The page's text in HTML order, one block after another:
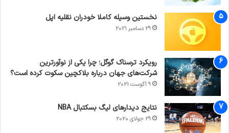
نخستین وسیله کاملا خودران نقلیه اپل
29 دسامبر 2021
رویکرد ترسناک گوگل؛ چرا یکی از نوآورترین
شرکت‌های جهان درباره بلاکچین سکوت کرده است؟
9 آگوست 2021
نتایج دیدار‌های لیگ بسکتبال NBA
29 جولای 2020